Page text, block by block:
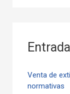
a
p
o
Venta de
normativas